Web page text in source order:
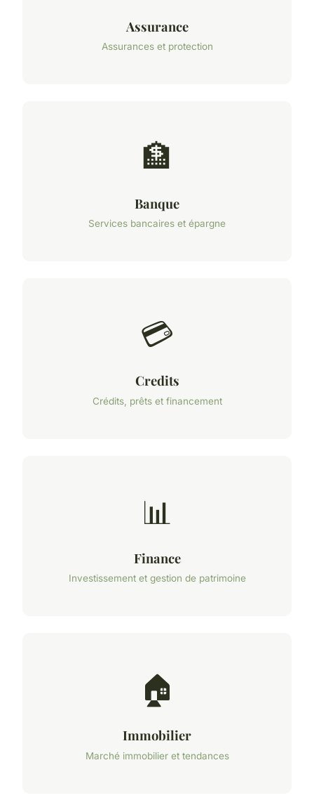
Assurance
Assurances et protection
🏦
Banque
Services bancaires et épargne
💳
Credits
Crédits, prêts et financement
📊
Finance
Investissement et gestion de patrimoine
🏠
Immobilier
Marché immobilier et tendances